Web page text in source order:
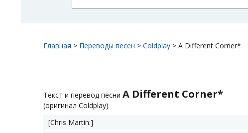
Главная > Переводы песен > Coldplay > A Different Corner*
Текст и перевод песни A Different Corner*
(оригинал Coldplay)
[Chris Martin:]